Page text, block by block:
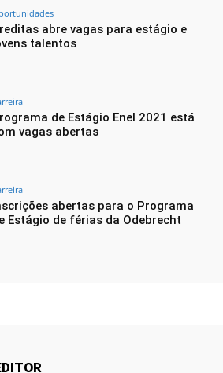
abre vagas para estágio e
talentos
de Estágio Enel 2021 está
vagas abertas
abertas para o Programa
Estágio de férias da Odebrecht